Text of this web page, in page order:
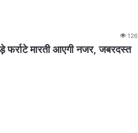
126
मारती आएगी नजर, जबरदस्त